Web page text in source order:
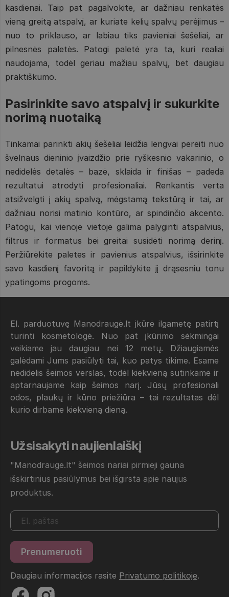
kasdienai. Taip pat pagalvokite, ar dažniau renkatės
vieną greitą atspalvį, ar kuriate kelių spalvų perėjimus –
nuo to priklauso, ar labiau tiks pavieniai šešėliai, ar
pilnesnės paletės. Patogi paletė yra ta, kuri realiai
naudojama, todėl geriau mažiau spalvų, bet daugiau
praktiškumo.
Pasirinkite savo atspalvį ir sukurkite
norimą nuotaiką
Tinkamai parinkti akių šešėliai leidžia lengvai pereiti nuo
švelnaus dieninio įvaizdžio prie ryškesnio vakarinio, o
nedidelės detalės – bazė, sklaida ir finišas – padeda
rezultatui atrodyti profesionaliai. Renkantis verta
atsižvelgti į akių spalvą, mėgstamą tekstūrą ir tai, ar
dažniau norisi matinio kontūro, ar spindinčio akcento.
Patogu, kai vienoje vietoje galima palyginti atspalvius,
filtrus ir formatus bei greitai susidėti norimą derinį.
Peržiūrėkite paletes ir pavienius atspalvius, išsirinkite
savo kasdienį favoritą ir papildykite jį drąsesniu tonu
ypatingoms progoms.
El. parduotuvę Manodraugė.lt įkūrė ilgametę patirtį
turinti kosmetologė. Nuo pat įkūrimo sėkmingai
veikiame jau daugiau nei 12 metų. Džiaugiamės
galėdami Jums pasiūlyti tai, kuo patys tikime. Esame
nedidelis šeimos verslas, todėl kiekvieną sutinkame ir
aptarnaujame kaip šeimos narį. Jūsų profesionali
odos, plaukų ir kūno priežiūra – tai rezultatas dėl
kurio dirbame kiekvieną dieną.
Užsisakyti naujienlaiškį
"Manodrauge.lt" šeimos nariai pirmieji gauna
išskirtinius pasiūlymus bei išgirsta apie naujus
produktus.
Daugiau informacijos rasite Privatumo politikoje.